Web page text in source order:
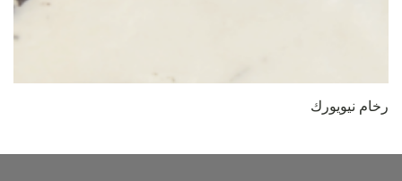
رخام نيويورك